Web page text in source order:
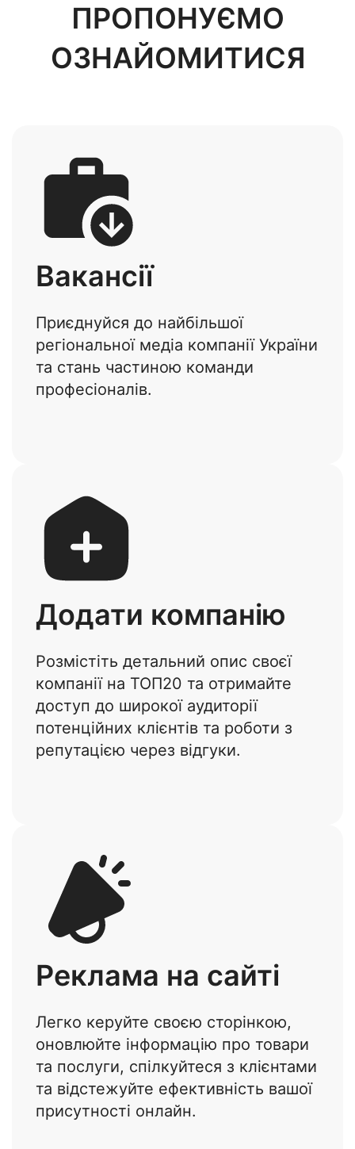
ПРОПОНУЄМО
ОЗНАЙОМИТИСЯ
Вакансії
Приєднуйся до найбільшої
регіональної медіа компанії України
та стань частиною команди
професіоналів.
Додати компанію
Розмістіть детальний опис своєї
компанії на ТОП20 та отримайте
доступ до широкої аудиторії
потенційних клієнтів та роботи з
репутацією через відгуки.
Реклама на сайті
Легко керуйте своєю сторінкою,
оновлюйте інформацію про товари
та послуги, спілкуйтеся з клієнтами
та відстежуйте ефективність вашої
присутності онлайн.